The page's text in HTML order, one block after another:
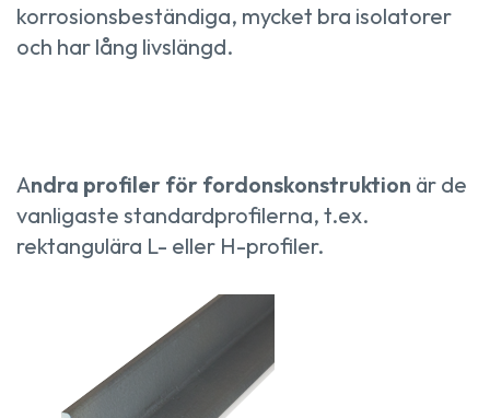
korrosionsbeständiga, mycket bra isolatorer
och har lång livslängd.
Andra profiler för fordonskonstruktion är de
vanligaste standardprofilerna, t.ex.
rektangulära L- eller H-profiler.